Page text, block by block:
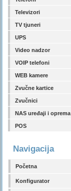
Televizori
TV tjuneri
UPS
Video nadzor
VOIP telefoni
WEB kamere
Zvučne kartice
Zvučnici
NAS uređaji i oprema
POS
Navigacija
Početna
Konfigurator